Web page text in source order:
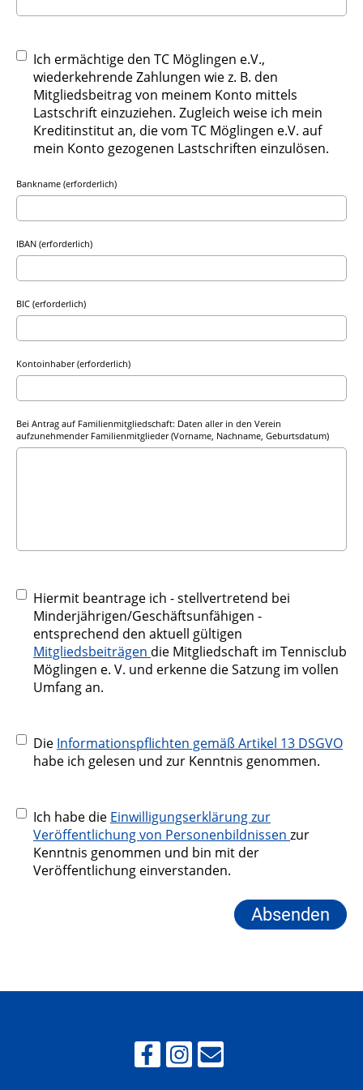
Ich ermächtige den TC Möglingen e.V.,
wiederkehrende Zahlungen wie z. B. den
Mitgliedsbeitrag von meinem Konto mittels
Lastschrift einzuziehen. Zugleich weise ich mein
Kreditinstitut an, die vom TC Möglingen e.V. auf
mein Konto gezogenen Lastschriften einzulösen.
Bankname (erforderlich)
IBAN (erforderlich)
BIC (erforderlich)
Kontoinhaber (erforderlich)
Bei Antrag auf Familienmitgliedschaft: Daten aller in den Verein
aufzunehmender Familienmitglieder (Vorname, Nachname, Geburtsdatum)
Hiermit beantrage ich - stellvertretend bei
Minderjährigen/Geschäftsunfähigen -
entsprechend den aktuell gültigen
Mitgliedsbeiträgen die Mitgliedschaft im Tennisclub
Möglingen e. V. und erkenne die Satzung im vollen
Umfang an.
Die Informationspflichten gemäß Artikel 13 DSGVO
habe ich gelesen und zur Kenntnis genommen.
Ich habe die Einwilligungserklärung zur
Veröffentlichung von Personenbildnissen zur
Kenntnis genommen und bin mit der
Veröffentlichung einverstanden.